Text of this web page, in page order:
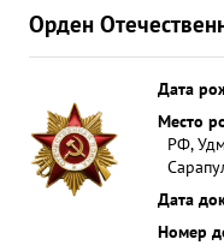
Орден
Дата
Место
РФ,
Дата
Номер